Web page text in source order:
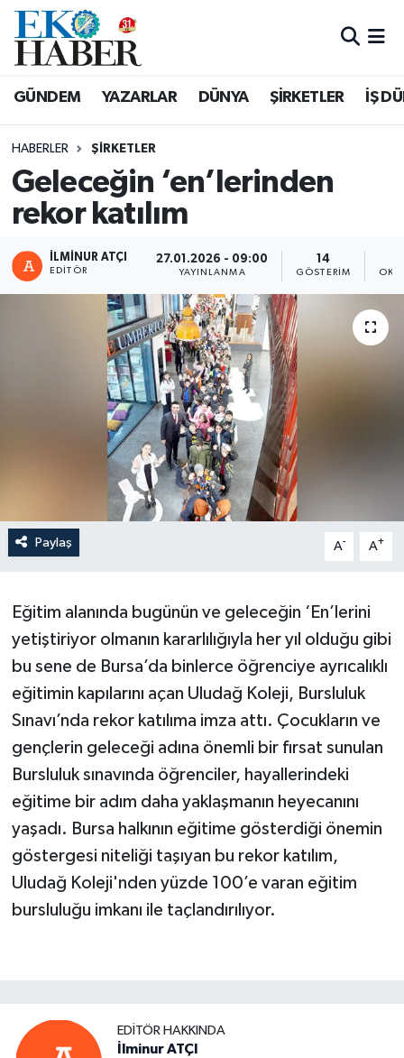
GÜNDEM YAZARLAR DÜNYA ŞİRKETLER İŞ
HABERLER ŞIRKETLER
Geleceğin ‘en’lerinden
rekor katılım
İLMINUR ATÇI
EDITÖR
27.01.2026 - 09:00
YAYINLANMA
14
GÖSTERIM
Paylaş A- A+
Eğitim alanında bugünün ve geleceğin ‘En’lerini
yetiştiriyor olmanın kararlılığıyla her yıl olduğu gibi
bu sene de Bursa’da binlerce öğrenciye ayrıcalıklı
eğitimin kapılarını açan Uludağ Koleji, Bursluluk
Sınavı’nda rekor katılıma imza attı. Çocukların ve
gençlerin geleceği adına önemli bir fırsat sunulan
Bursluluk sınavında öğrenciler, hayallerindeki
eğitime bir adım daha yaklaşmanın heyecanını
yaşadı. Bursa halkının eğitime gösterdiği önemin
göstergesi niteliği taşıyan bu rekor katılım,
Uludağ Koleji'nden yüzde 100’e varan eğitim
bursluluğu imkanı ile taçlandırılıyor.
EDITÖR HAKKINDA
İlminur ATÇI
Hava Durumu
Tüm Manşetler
Son Dakika Haberleri
Haber Arşivi